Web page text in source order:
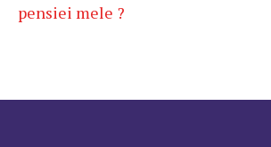
pensiei mele ?